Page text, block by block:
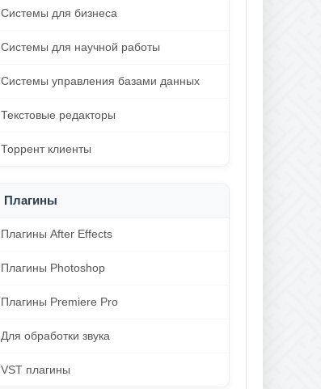
Системы для бизнеса
Системы для научной работы
Системы управления базами данных
Текстовые редакторы
Торрент клиенты
Плагины
Плагины After Effects
Плагины Photoshop
Плагины Premiere Pro
Для обработки звука
VST плагины